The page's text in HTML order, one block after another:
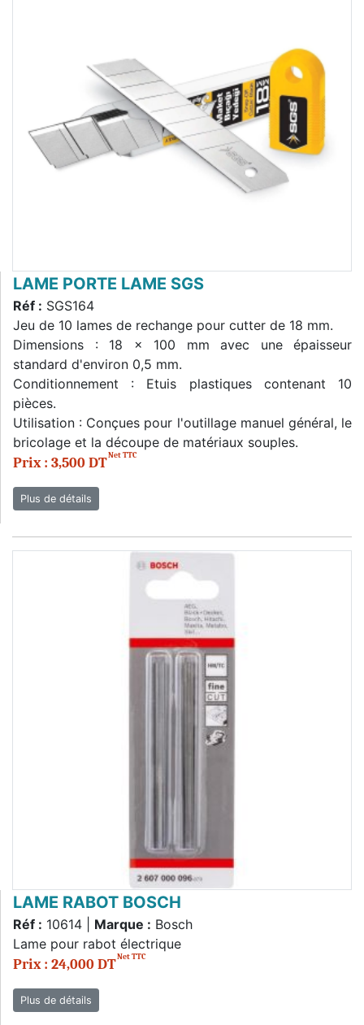
LAME PORTE LAME SGS
Réf : SGS164
Jeu de 10 lames de rechange pour cutter de 18 mm.
Dimensions : 18 x 100 mm avec une épaisseur
standard d'environ 0,5 mm.
Conditionnement : Etuis plastiques contenant 10
pièces.
Utilisation : Conçues pour l'outillage manuel général, le
bricolage et la découpe de matériaux souples.
Prix : 3,500 DTNet TTC
Plus de détails
LAME RABOT BOSCH
Réf : 10614 | Marque : Bosch
Lame pour rabot électrique
Prix : 24,000 DTNet TTC
Plus de détails